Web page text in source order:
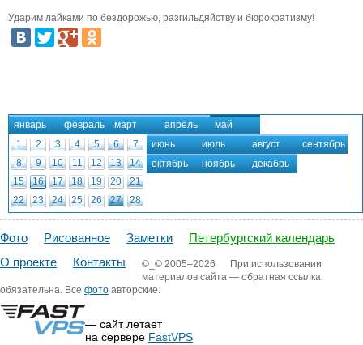
Ударим лайками по бездорожью, разгильдяйству и бюрократизму!
январь февраль март апрель
май
1
2 3 4 5 6
7
8
9 10 11 12 13
14
15
16 17 18 19 20
21
22
23 24 25 26 27
28
29
30 31
июнь июль август
сентябрь
октябрь
ноябрь декабрь
Фото Рисованное Заметки
Петербургский календарь
О проекте
Контакты ©_© 2005–2026
При использовании
материалов сайта — обратная ссылка
обязательна. Все фото авторские.
— сайт летает
на сервере FastVPS